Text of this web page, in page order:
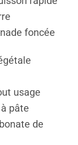
foncée
usage
pâte
de